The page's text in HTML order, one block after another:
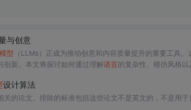
与创意
型 （LLMs）正成为推动创意和内容质量提升的重要工具。
创新。本文将探讨如何通过理解语言的复杂性、模仿风格以
设计算法
的论文。排除的标准包括这些论文不是英文的，不是用